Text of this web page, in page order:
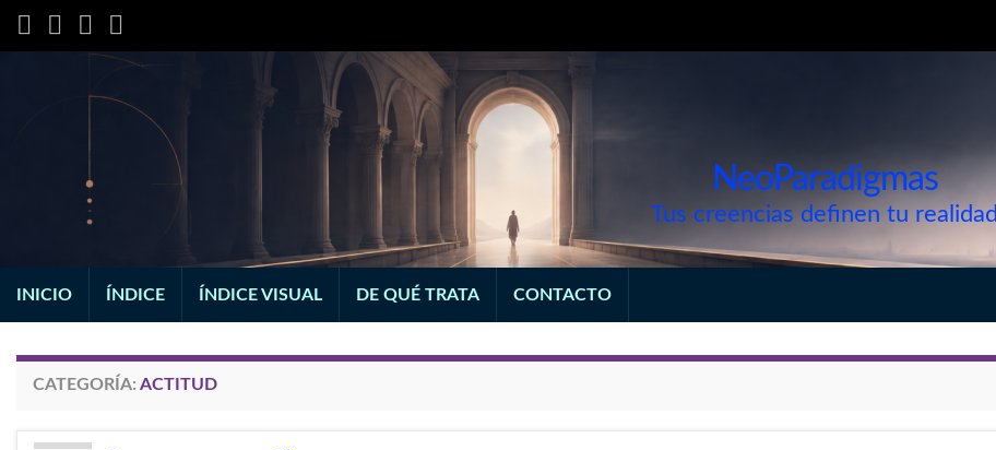
NeoParadigmas
Tus creencias definen tu realidad
INICIO ÍNDICE ÍNDICE VISUAL DE QUÉ TRATA CONTACTO
CATEGORÍA: ACTITUD